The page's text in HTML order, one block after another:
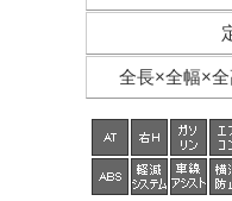
全長×全幅×